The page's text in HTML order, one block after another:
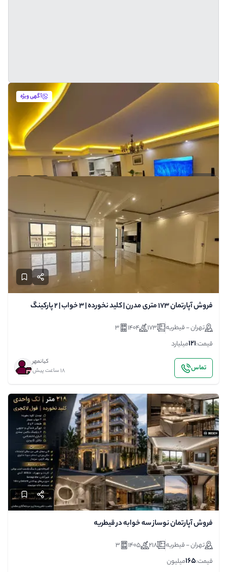
فروش آپارتمان 3 خوابه 20 ساله در قیطریه
1385
3
قیمت:
معتمد
1 روز پیش
آگهی ویژه
فروش آپارتمان ۱۷۳ متری مدرن | کلید نخورده | ۳ خواب | ۲ پارکینگ
سندی
تهران - قیطریه 173
1404
3
قیمت:121میلیارد
تماس
کیانمهر
18 ساعت پیش
فروش آپارتمان نوساز سه خوابه در قیطریه
تهران - قیطریه 218
1405
3
قیمت:165میلیون